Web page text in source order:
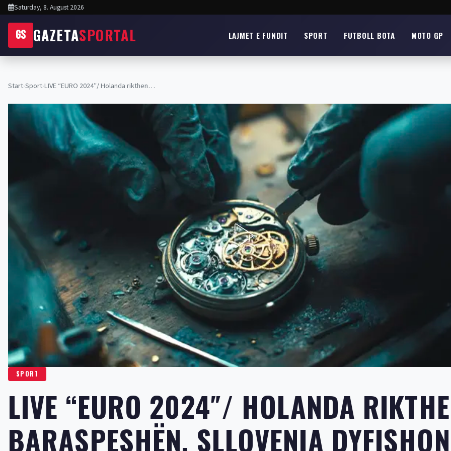
Saturday, 8. August 2026
GS GAZETASPORTAL LAJMET E FUNDIT SPORT FUTBOLL BOTA MOTO GP
Start›Sport›LIVE “EURO 2024″/ Holanda rikthen…
SPORT
LIVE “EURO 2024″/ HOLANDA
BARASPESHËN, SLLOVENIA DYFISHON